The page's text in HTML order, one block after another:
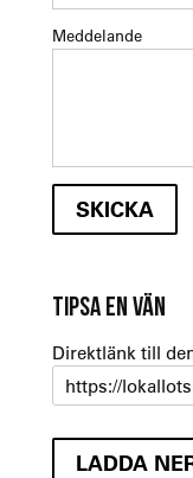
Meddelande
TIPSA EN VÄN
Direktlänk till
https://
LADDA